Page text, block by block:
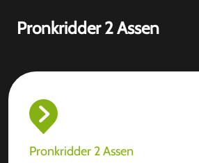
Pronkridder 2 Assen
Pronkridder 2 Assen